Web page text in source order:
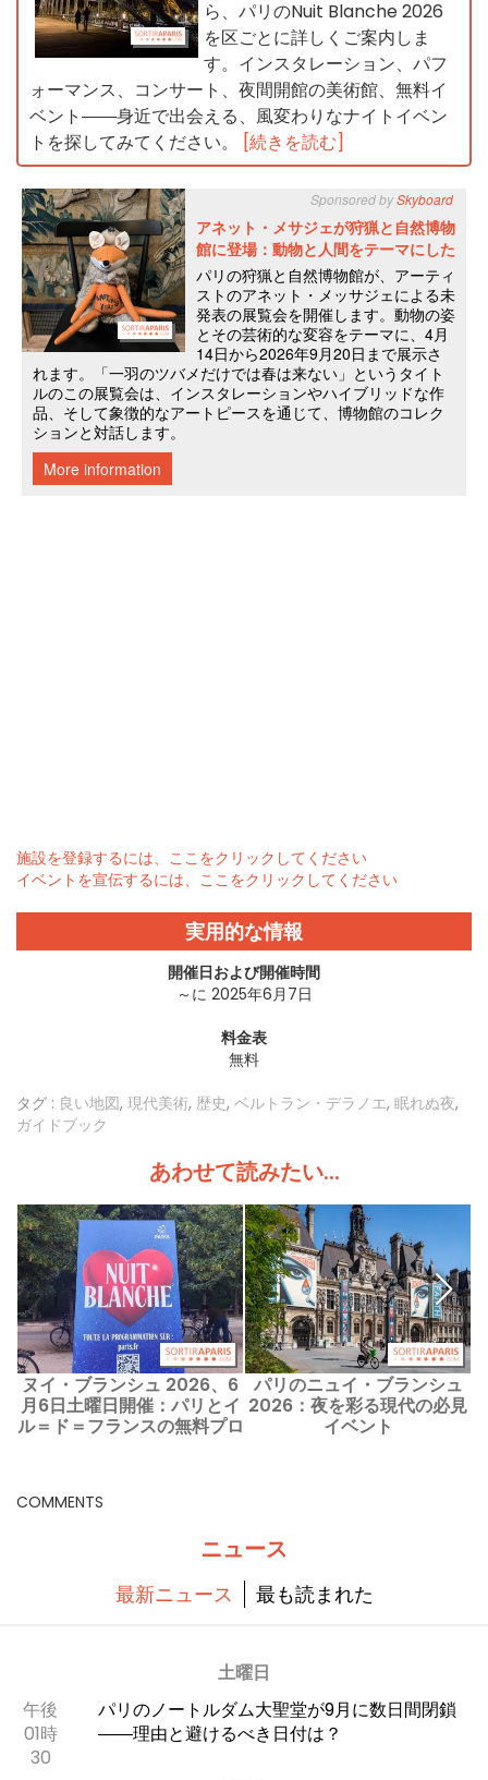
ら、パリのNuit Blanche 2026
を区ごとに詳しくご案内しま
す。インスタレーション、パフ
ォーマンス、コンサート、夜間開館の美術館、無料イ
ベント――身近で出会える、風変わりなナイトイベン
トを探してみてください。
[続きを読む]
施設を登録するには、ここをクリックしてください
イベントを宣伝するには、ここをクリックしてください
実用的な情報
開催日および開催時間
～に 2025年6月7日
料金表
無料
タグ : 良い地図, 現代美術, 歴史, ベルトラン・デラノエ, 眠れぬ夜,
ガイドブック
あわせて読みたい...
ヌイ・ブランシュ 2026、6
月6日土曜日開催：パリとイ
ル＝ド＝フランスの無料プロ
パリのニュイ・ブランシュ
2026：夜を彩る現代の必見
イベント
COMMENTS
ニュース
最新ニュース 最も読まれた
土曜日
午後
01時
30
パリのノートルダム大聖堂が9月に数日間閉鎖
――理由と避けるべき日付は？